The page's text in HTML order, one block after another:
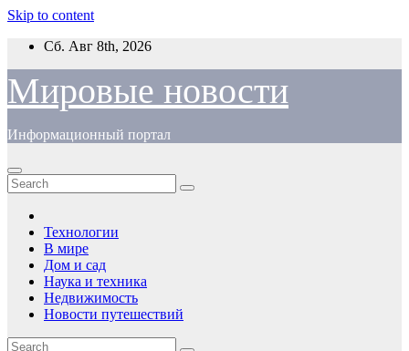
Skip to content
Сб. Авг 8th, 2026
Мировые новости
Информационный портал
Технологии
В мире
Дом и сад
Наука и техника
Недвижимость
Новости путешествий